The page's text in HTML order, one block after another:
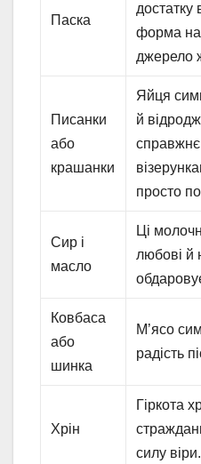
Паска
достатку
форма
джерело
Писанки
або
крашанки
Яйця
й
просто
Сир і
масло
Ці
любові й
Ковбаса
або
шинка
М’ясо
радість
Хрін
Гіркота
силу віри.